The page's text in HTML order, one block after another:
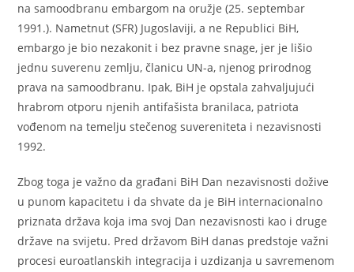
na samoodbranu embargom na oružje (25. septembar
1991.). Nametnut (SFR) Jugoslaviji, a ne Republici BiH,
embargo je bio nezakonit i bez pravne snage, jer je lišio
jednu suverenu zemlju, članicu UN-a, njenog prirodnog
prava na samoodbranu. Ipak, BiH je opstala zahvaljujući
hrabrom otporu njenih antifašista branilaca, patriota
vođenom na temelju stečenog suvereniteta i nezavisnosti
1992.
Zbog toga je važno da građani BiH Dan nezavisnosti dožive
u punom kapacitetu i da shvate da je BiH internacionalno
priznata država koja ima svoj Dan nezavisnosti kao i druge
države na svijetu. Pred državom BiH danas predstoje važni
procesi euroatlanskih integracija i uzdizanja u savremenom